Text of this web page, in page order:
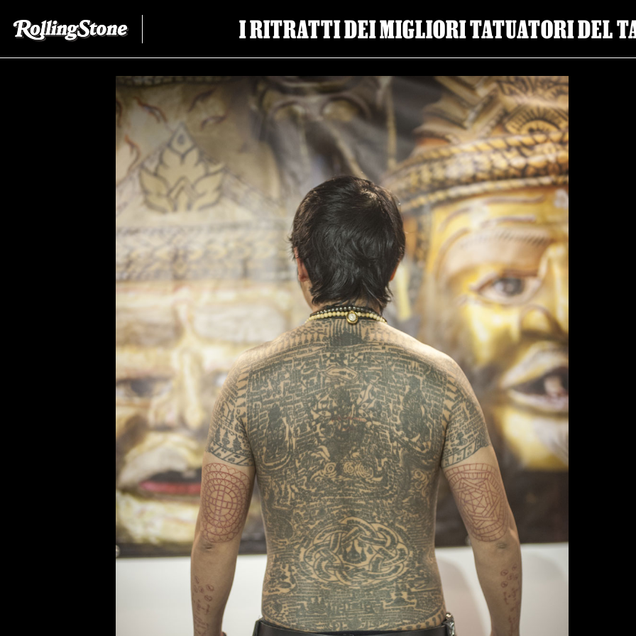
View
I RITRATTI DEI MIGLIORI TATUATORI DEL